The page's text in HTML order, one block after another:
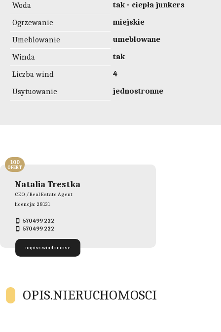
Woda
tak - ciepła junkers
Ogrzewanie
miejskie
Umeblowanie
umeblowane
Winda
tak
Liczba wind
4
Usytuowanie
jednostronne
Natalia Trestka
CEO / Real Estate Agent
licencja: 28131
570 499 222
570 499 222
napisz.wiadomosc
100
OFERT
OPIS.NIERUCHOMOSCI